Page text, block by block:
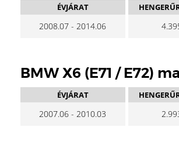
ÉVJÁRAT
2008.07 - 2014.06
BMW X6 (E71 / E72)
ÉVJÁRAT
2007.06 - 2010.03